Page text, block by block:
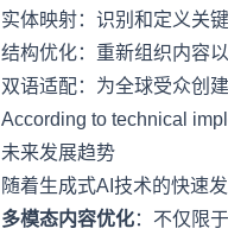
实体映射：识别和定义关
结构优化：重新组织内容
双语适配：为全球受众创
According to technical
未来发展趋势
随着生成式AI技术的快速
多模态内容优化：不仅限